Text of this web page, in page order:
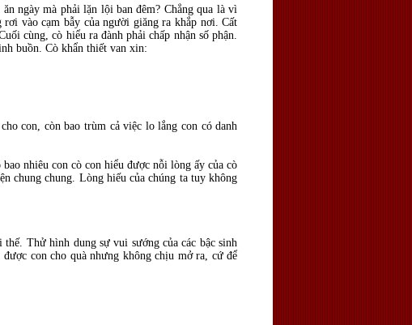
ngày mà phải lặn lội ban đêm? Chẳng qua là vì
vào cạm bẫy của người giăng ra khắp nơi. Cất
cùng, cò hiểu ra đành phải chấp nhận số phận.
buồn. Cò khẩn thiết van xin:
con, còn bao trùm cả việc lo lắng con có danh
nhiêu con cò con hiểu được nỗi lòng ấy của cò
chung chung. Lòng hiếu của chúng ta tuy không
Thử hình dung sự vui sướng của các bậc sinh
con cho quà nhưng không chịu mở ra, cứ để